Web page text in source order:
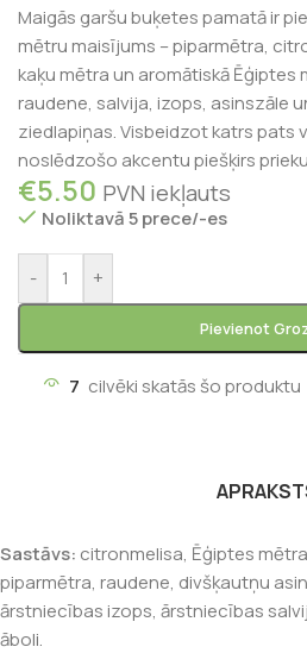
Maigās garšu buķetes pamatā ir
mētru maisījums – piparmētra,
kaķu mētra un aromātiskā Ēģiptes
raudene, salvija, izops, asinszāle
ziedlapiņas. Visbeidzot katrs pats
noslēdzošo akcentu piešķirs
€5.50 PVN iekļauts
Noliktavā 5 prece/-es
- +
Pievienot
7 cilvēki skatās šo produktu
Sastāvs: citronmelisa, Ēģiptes
piparmētra, raudene, divšķautņu
ārstniecības izops, ārstniecības
āboli.